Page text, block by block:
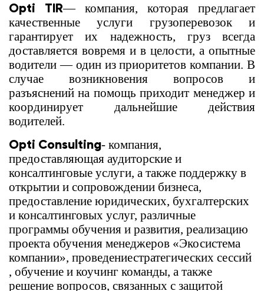
Opti TIR— компания, которая предлагает
качественные услуги грузоперевозок и
гарантирует их надежность, груз всегда
доставляется вовремя и в целости, а опытные
водители — один из приоритетов компании. В
случае возникновения вопросов и
разъяснений на помощь приходит менеджер и
координирует дальнейшие действия
водителей.
Opti Consulting- компания,
предоставляющая аудиторские и
консалтинговые услуги, а также поддержку в
открытии и сопровождении бизнеса,
предоставление юридических, бухгалтерских
и консалтинговых услуг, различные
программы обучения и развития, реализацию
проекта обучения менеджеров «Экосистема
компании», проведениестратегических сессий
, обучение и коучинг команды, а также
решение вопросов, связанных с защитой